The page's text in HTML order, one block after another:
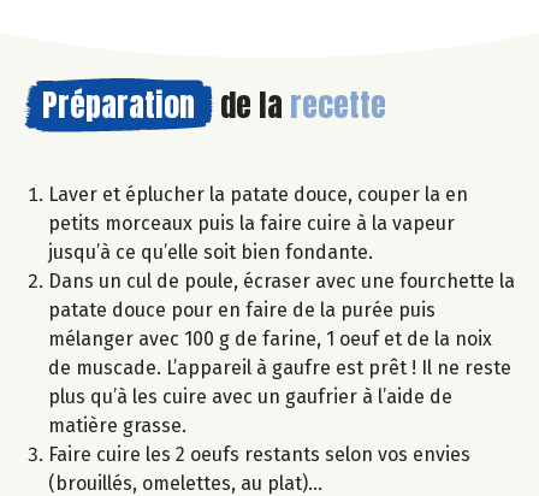
Préparation de la recette
Laver et éplucher la patate douce, couper la en
petits morceaux puis la faire cuire à la vapeur
jusqu’à ce qu’elle soit bien fondante.
Dans un cul de poule, écraser avec une fourchette la
patate douce pour en faire de la purée puis
mélanger avec 100 g de farine, 1 oeuf et de la noix
de muscade. L’appareil à gaufre est prêt ! Il ne reste
plus qu’à les cuire avec un gaufrier à l’aide de
matière grasse.
Faire cuire les 2 oeufs restants selon vos envies
(brouillés, omelettes, au plat)…